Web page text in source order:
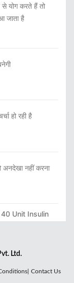
से योग करते हैं तो
जाता है
हो रही है
अनदेखा नहीं करना
40 Unit Insulin
Ltd.
Contact Us